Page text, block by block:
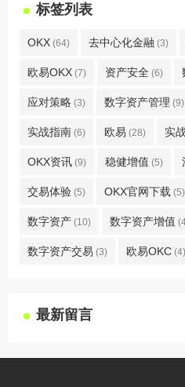
标签列表
OKX (64) 去中心化金融 (3)
欧易OKX (7) 资产安全 (6)
应对策略 (3) 数字资产管理 (9)
实战指南 (6) 欧易 (28) 实
OKX资讯 (9) 稳健增值 (5)
交易体验 (5) OKX官网下载 (5)
数字资产 (10) 数字资产增值
数字资产交易 (3) 欧易OKC (4)
最新留言